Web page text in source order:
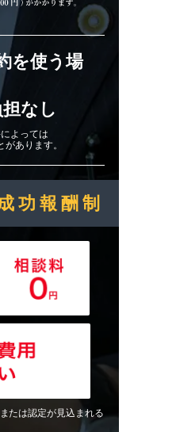
を使う場
なし
よっては
あります。
功報酬制
たは認定が見込まれる